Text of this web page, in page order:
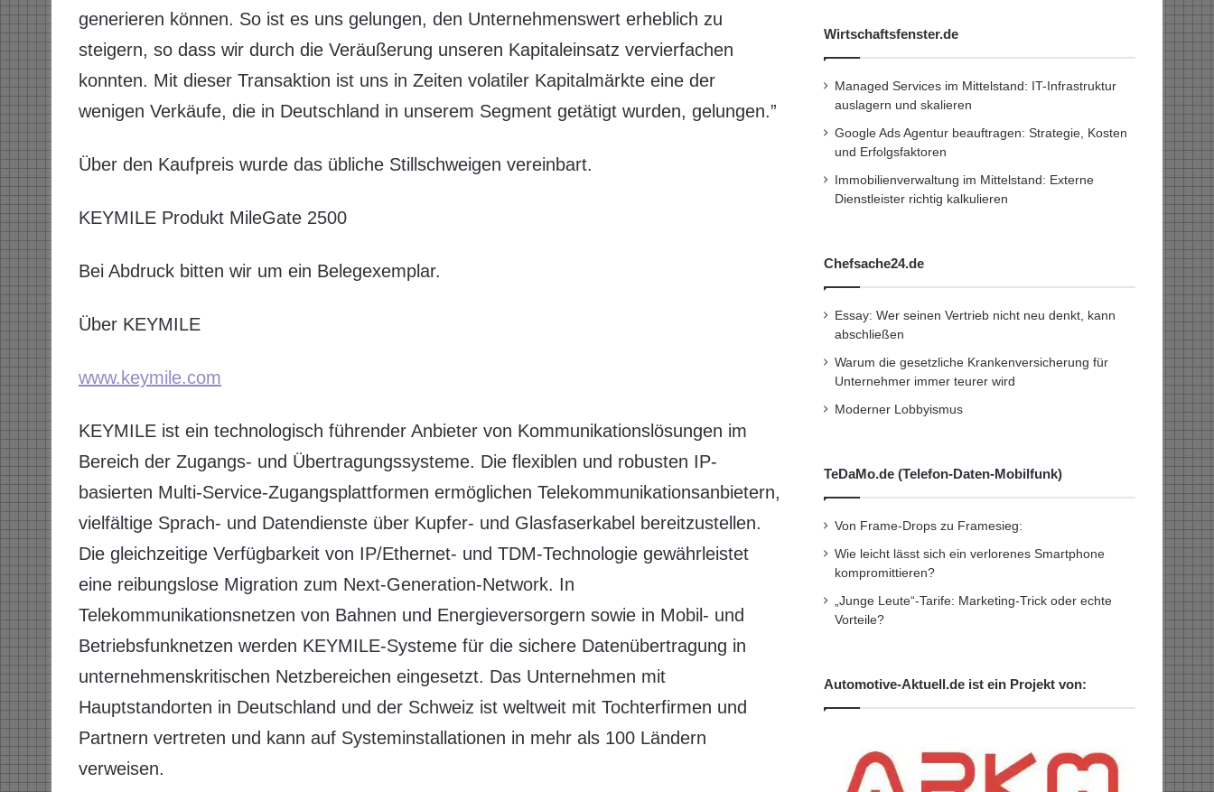
generieren können. So ist es uns gelungen, den Unternehmenswert erheblich zu
steigern, so dass wir durch die Veräußerung unseren Kapitaleinsatz vervierfachen
konnten. Mit dieser Transaktion ist uns in Zeiten volatiler Kapitalmärkte eine der
wenigen Verkäufe, die in Deutschland in unserem Segment getätigt wurden, gelungen.”
Über den Kaufpreis wurde das übliche Stillschweigen vereinbart.
KEYMILE Produkt MileGate 2500
Bei Abdruck bitten wir um ein Belegexemplar.
Über KEYMILE
www.keymile.com
KEYMILE ist ein technologisch führender Anbieter von Kommunikationslösungen im
Bereich der Zugangs- und Übertragungssysteme. Die flexiblen und robusten IP-
basierten Multi-Service-Zugangsplattformen ermöglichen Telekommunikationsanbietern,
vielfältige Sprach- und Datendienste über Kupfer- und Glasfaserkabel bereitzustellen.
Die gleichzeitige Verfügbarkeit von IP/Ethernet- und TDM-Technologie gewährleistet
eine reibungslose Migration zum Next-Generation-Network. In
Telekommunikationsnetzen von Bahnen und Energieversorgern sowie in Mobil- und
Betriebsfunknetzen werden KEYMILE-Systeme für die sichere Datenübertragung in
unternehmenskritischen Netzbereichen eingesetzt. Das Unternehmen mit
Hauptstandorten in Deutschland und der Schweiz ist weltweit mit Tochterfirmen und
Partnern vertreten und kann auf Systeminstallationen in mehr als 100 Ländern
verweisen.
Wirtschaftsfenster.de
Managed Services im Mittelstand: IT-Infrastruktur
auslagern und skalieren
Google Ads Agentur beauftragen: Strategie, Kosten
und Erfolgsfaktoren
Immobilienverwaltung im Mittelstand: Externe
Dienstleister richtig kalkulieren
Chefsache24.de
Essay: Wer seinen Vertrieb nicht neu denkt, kann
abschließen
Warum die gesetzliche Krankenversicherung für
Unternehmer immer teurer wird
Moderner Lobbyismus
TeDaMo.de (Telefon-Daten-Mobilfunk)
Von Frame-Drops zu Framesieg:
Wie leicht lässt sich ein verlorenes Smartphone
kompromittieren?
„Junge Leute“-Tarife: Marketing-Trick oder echte
Vorteile?
Automotive-Aktuell.de ist ein Projekt von: